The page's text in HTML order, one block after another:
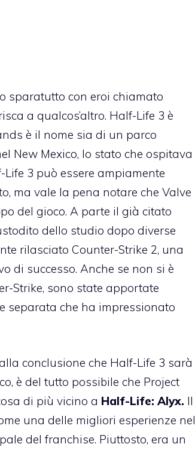
sparatutto con eroi chiamato
a qualcos’altro. Half-Life 3 è
è il nome sia di un parco
New Mexico, lo stato che ospitava
Life 3 può essere ampiamente
ma vale la pena notare che Valve
del gioco. A parte il già citato
dello studio dopo diverse
rilasciato Counter-Strike 2, una
di successo. Anche se non si è
Strike, sono state apportate
separata che ha impressionato
conclusione che Half-Life 3 sarà
è del tutto possibile che Project
di più vicino a Half-Life: Alyx. Il
una delle migliori esperienze nel
del franchise. Piuttosto, era un